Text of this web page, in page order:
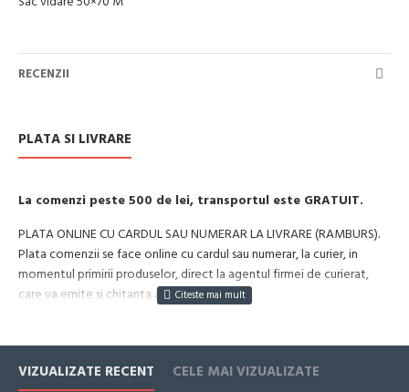
RECENZII
PLATA SI LIVRARE
La comenzi peste 500 de lei, transportul este GRATUIT.
PLATA ONLINE CU CARDUL SAU NUMERAR LA LIVRARE (RAMBURS).
Plata comenzii se face online cu cardul sau numerar, la curier, in
momentul primirii produselor, direct la agentul firmei de curierat,
care va emite si chitanta aferenta incasarii.
compania de curierat, care va livreaza comanda în decursul a 24-48
VIZUALIZATE RECENT CELE MAI VIZUALIZATE